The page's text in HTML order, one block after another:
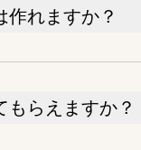
作れますか？
らえますか？